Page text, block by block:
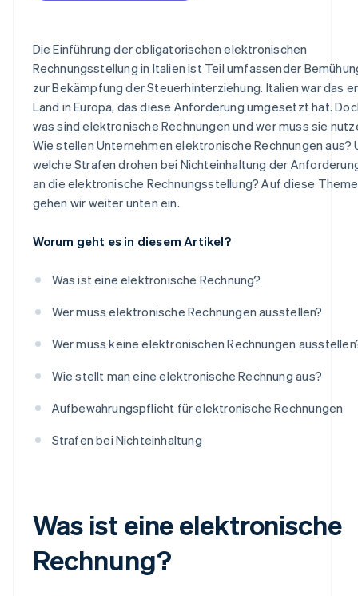
Die Einführung der obligatorischen elektronischen
Rechnungsstellung in Italien ist Teil umfassender
zur Bekämpfung der Steuerhinterziehung. Italien war das
Land in Europa, das diese Anforderung umgesetzt hat.
was sind elektronische Rechnungen und wer muss sie
Wie stellen Unternehmen elektronische Rechnungen aus?
welche Strafen drohen bei Nichteinhaltung der
an die elektronische Rechnungsstellung? Auf diese
gehen wir weiter unten ein.
Worum geht es in diesem Artikel?
Was ist eine elektronische Rechnung?
Wer muss elektronische Rechnungen ausstellen?
Wer muss keine elektronischen Rechnungen
Wie stellt man eine elektronische Rechnung aus?
Aufbewahrungspflicht für elektronische Rechnungen
Strafen bei Nichteinhaltung
Was ist eine elektronische
Rechnung?